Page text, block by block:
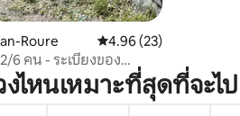
Roure คะแนนเฉลี่ย 4.96 จาก 5,
4.96 (23)
6 คน - ระเบียงของ
งไหนเหมาะที่สุดที่จะไ